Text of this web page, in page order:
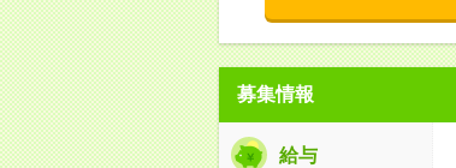
募集情報
給与